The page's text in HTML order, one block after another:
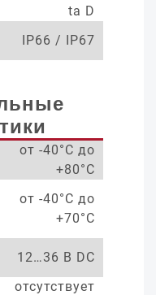
ta D
IP66 / IP67
от -40°С до
+80°С
от -40°С до
+70°С
12…36 В DC
отсутствует